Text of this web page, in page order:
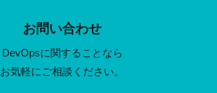
お問い合わせ
DevOpsに関することなら
お気軽にご相談ください。